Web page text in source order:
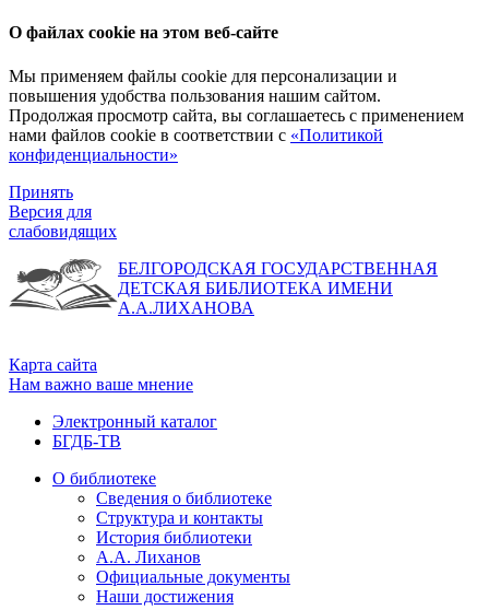
О файлах cookie на этом веб-сайте
Мы применяем файлы cookie для персонализации и
повышения удобства пользования нашим сайтом.
Продолжая просмотр сайта, вы соглашаетесь с применением
нами файлов cookie в соответствии с «Политикой
конфиденциальности»
Принять
Версия для
слабовидящих
БЕЛГОРОДСКАЯ ГОСУДАРСТВЕННАЯ
ДЕТСКАЯ БИБЛИОТЕКА ИМЕНИ
А.А.ЛИХАНОВА
Карта сайта
Нам важно ваше мнение
Электронный каталог
БГДБ-ТВ
О библиотеке
Сведения о библиотеке
Структура и контакты
История библиотеки
А.А. Лиханов
Официальные документы
Наши достижения